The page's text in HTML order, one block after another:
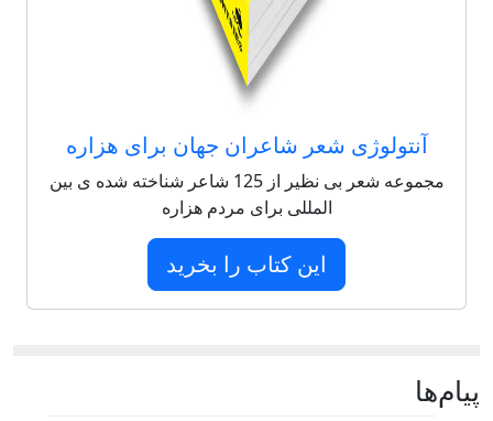
آنتولوژی شعر شاعران جهان برای هزاره
مجموعه شعر بی نظیر از 125 شاعر شناخته شده ی بین
المللی برای مردم هزاره
این کتاب را بخرید
پيام‌ها